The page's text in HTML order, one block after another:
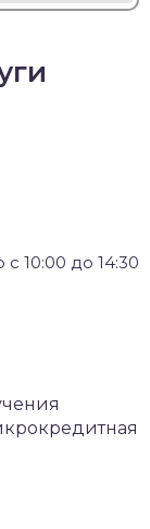
10:00 до 14:30